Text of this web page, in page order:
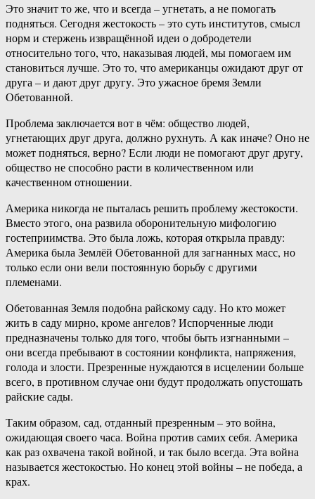
Это значит то же, что и всегда – угнетать, а не помогать
подняться. Сегодня жестокость – это суть институтов, смысл
норм и стержень извращённой идеи о добродетели
относительно того, что, наказывая людей, мы помогаем им
становиться лучше. Это то, что американцы ожидают друг от
друга – и дают друг другу. Это ужасное бремя Земли
Обетованной.
Проблема заключается вот в чём: общество людей,
угнетающих друг друга, должно рухнуть. А как иначе? Оно не
может подняться, верно? Если люди не помогают друг другу,
общество не способно расти в количественном или
качественном отношении.
Америка никогда не пыталась решить проблему жестокости.
Вместо этого, она развила оборонительную мифологию
гостеприимства. Это была ложь, которая открыла правду:
Америка была Землёй Обетованной для загнанных масс, но
только если они вели постоянную борьбу с другими
племенами.
Обетованная Земля подобна райскому саду. Но кто может
жить в саду мирно, кроме ангелов? Испорченные люди
предназначены только для того, чтобы быть изгнанными –
они всегда пребывают в состоянии конфликта, напряжения,
голода и злости. Презренные нуждаются в исцелении больше
всего, в противном случае они будут продолжать опустошать
райские сады.
Таким образом, сад, отданный презренным – это война,
ожидающая своего часа. Война против самих себя. Америка
как раз охвачена такой войной, и так было всегда. Эта война
называется жестокостью. Но конец этой войны – не победа, а
крах.